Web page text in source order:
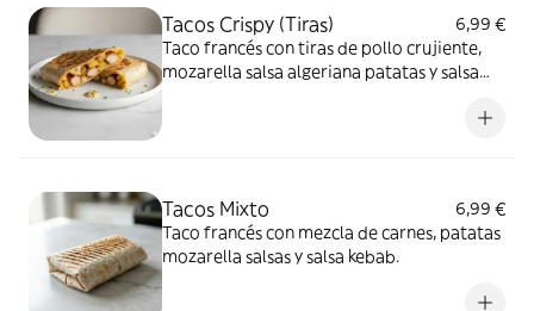
Tacos Crispy (Tiras)
6,99 €
Taco francés con tiras de pollo crujiente,
mozarella salsa algeriana patatas y salsa
Tacos Mixto
6,99 €
Taco francés con mezcla de carnes, patatas
mozarella salsas y salsa kebab.